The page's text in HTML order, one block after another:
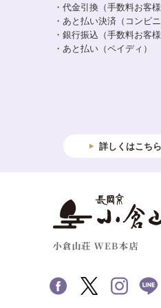
・代金引換（手数料お客様
・あと払い決済（コンビニ
・銀行振込（手数料お客様
・あと払い（ペイディ）
詳しくはこちら